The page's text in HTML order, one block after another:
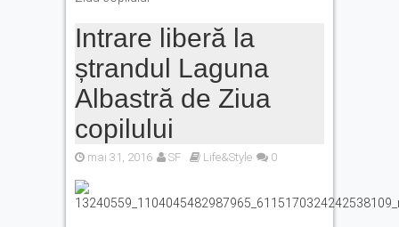
Intrare liberă la
ștrandul Laguna
Albastră de Ziua
copilului
mai 31, 2016 SF Life&Style 0